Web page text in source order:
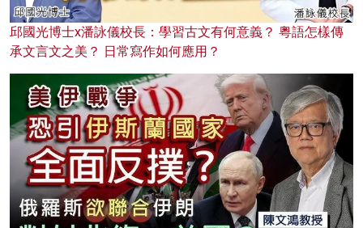
邱國光博士x潘詠儀校長：學習古文有何意義？ 粵語怎樣傳
承文言文之美？ 日常寫作如何應用？